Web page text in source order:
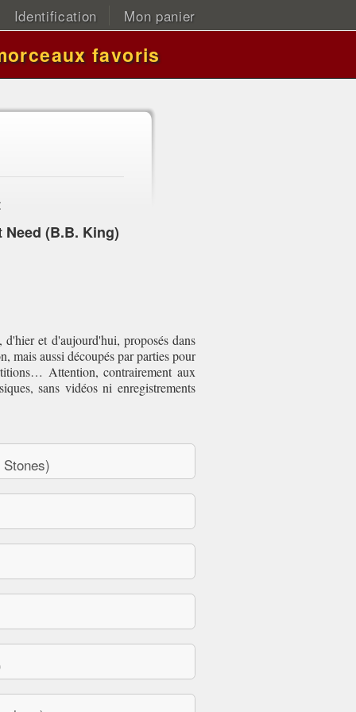
Identification Mon panier
favoris
(B.B. King)
et d'aujourd'hui, proposés dans
mais aussi découpés par parties pour
Attention, contrairement aux
sans vidéos ni enregistrements